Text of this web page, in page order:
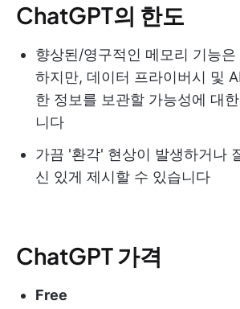
ChatGPT의 한도
향상된/영구적인 메모리 기능
하지만, 데이터 프라이버시 및
한 정보를 보관할 가능성에 대
니다
가끔 '환각' 현상이 발생하거나
신 있게 제시할 수 있습니다
ChatGPT 가격
Free